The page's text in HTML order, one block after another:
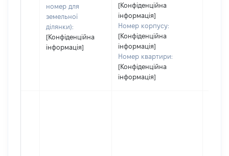
номер для
земельної
ділянки):
[Конфіденційна
інформація]
[Конфіденційна
інформація]
Номер корпусу:
[Конфіденційна
інформація]
Номер квартири:
[Конфіденційна
інформація]